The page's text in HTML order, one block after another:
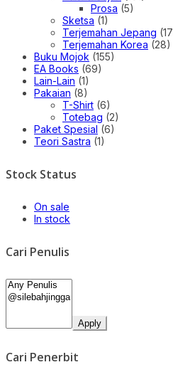
Prosa (5)
Sketsa (1)
Terjemahan Jepang
Terjemahan Korea (28)
Buku Mojok (155)
EA Books (69)
Lain-Lain (1)
Pakaian (8)
T-Shirt (6)
Totebag (2)
Paket Spesial (6)
Teori Sastra (1)
Stock Status
On sale
In stock
Cari Penulis
Apply
Cari Penerbit